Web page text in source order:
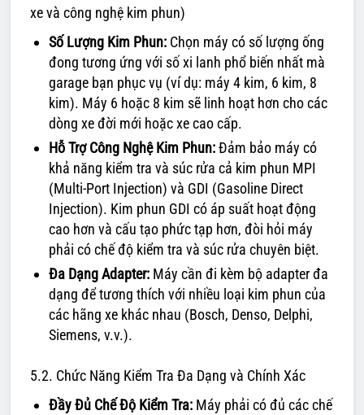
xe và công nghệ kim phun)
Số Lượng Kim Phun: Chọn máy có số lượng ống
đong tương ứng với số xi lanh phổ biến nhất mà
garage bạn phục vụ (ví dụ: máy 4 kim, 6 kim, 8
kim). Máy 6 hoặc 8 kim sẽ linh hoạt hơn cho các
dòng xe đời mới hoặc xe cao cấp.
Hỗ Trợ Công Nghệ Kim Phun:Đảm bảo máy có
khả năng kiểm tra và súc rửa cả kim phun MPI
(Multi-Port Injection) và GDI (Gasoline Direct
Injection). Kim phun GDI có áp suất hoạt động
cao hơn và cấu tạo phức tạp hơn, đòi hỏi máy
phải có chế độ kiểm tra và súc rửa chuyên biệt.
Đa Dạng Adapter: Máy cần đi kèm bộ adapter đa
dạng để tương thích với nhiều loại kim phun của
các hãng xe khác nhau (Bosch, Denso, Delphi,
Siemens, v.v.).
5.2. Chức Năng Kiểm Tra Đa Dạng và Chính Xác
Đầy Đủ Chế Độ Kiểm Tra: Máy phải có đủ các chế